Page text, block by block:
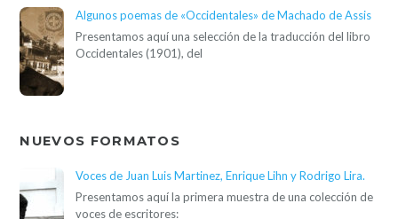
Algunos poemas de «Occidentales» de Machado de Assis
Presentamos aquí una selección de la traducción del libro
Occidentales (1901), del
NUEVOS FORMATOS
Voces de Juan Luis Martinez, Enrique Lihn y Rodrigo Lira.
Presentamos aquí la primera muestra de una colección de
voces de escritores: